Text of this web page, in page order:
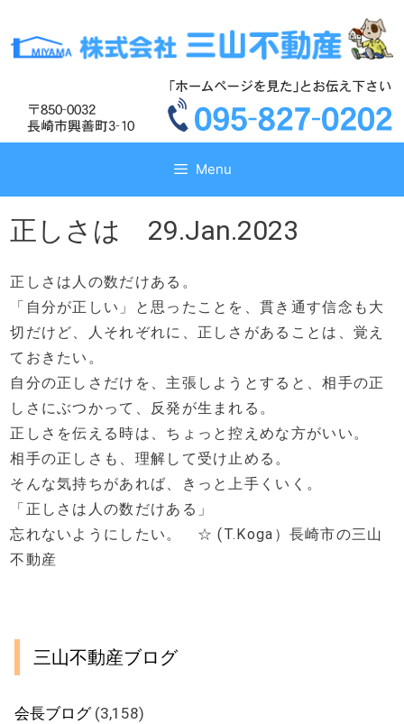
テ
ス
テ
ス
Menu
正しさは 29.Jan.2023
正しさは人の数だけある。
「自分が正しい」と思ったことを、貫き通す信念も大
切だけど、人それぞれに、正しさがあることは、覚え
ておきたい。
自分の正しさだけを、主張しようとすると、相手の正
しさにぶつかって、反発が生まれる。
正しさを伝える時は、ちょっと控えめな方がいい。
相手の正しさも、理解して受け止める。
そんな気持ちがあれば、きっと上手くいく。
「正しさは人の数だけある」
忘れないようにしたい。 ☆ (T.Koga）長崎市の三山
不動産
三山不動産ブログ
会長ブログ(3,158)